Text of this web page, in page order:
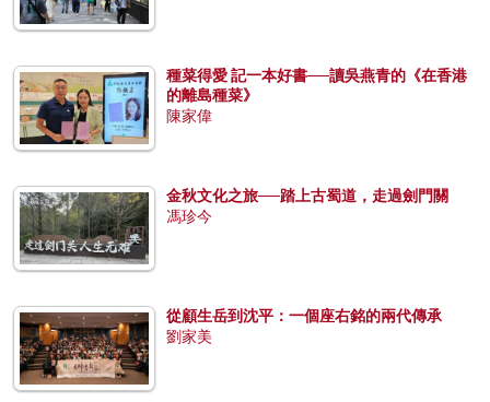
種菜得愛 記一本好書──讀吳燕青的《在香港
的離島種菜》
陳家偉
金秋文化之旅──踏上古蜀道，走過劍門關
馮珍今
從顧生岳到沈平：一個座右銘的兩代傳承
劉家美